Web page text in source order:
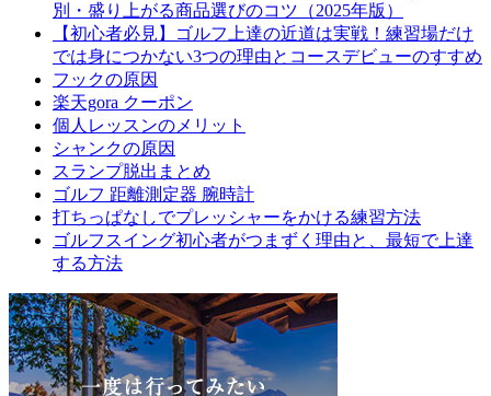
別・盛り上がる商品選びのコツ（2025年版）
【初心者必見】ゴルフ上達の近道は実戦！練習場だけ
では身につかない3つの理由とコースデビューのすすめ
フックの原因
楽天gora クーポン
個人レッスンのメリット
シャンクの原因
スランプ脱出まとめ
ゴルフ 距離測定器 腕時計
打ちっぱなしでプレッシャーをかける練習方法
ゴルフスイング初心者がつまずく理由と、最短で上達
する方法